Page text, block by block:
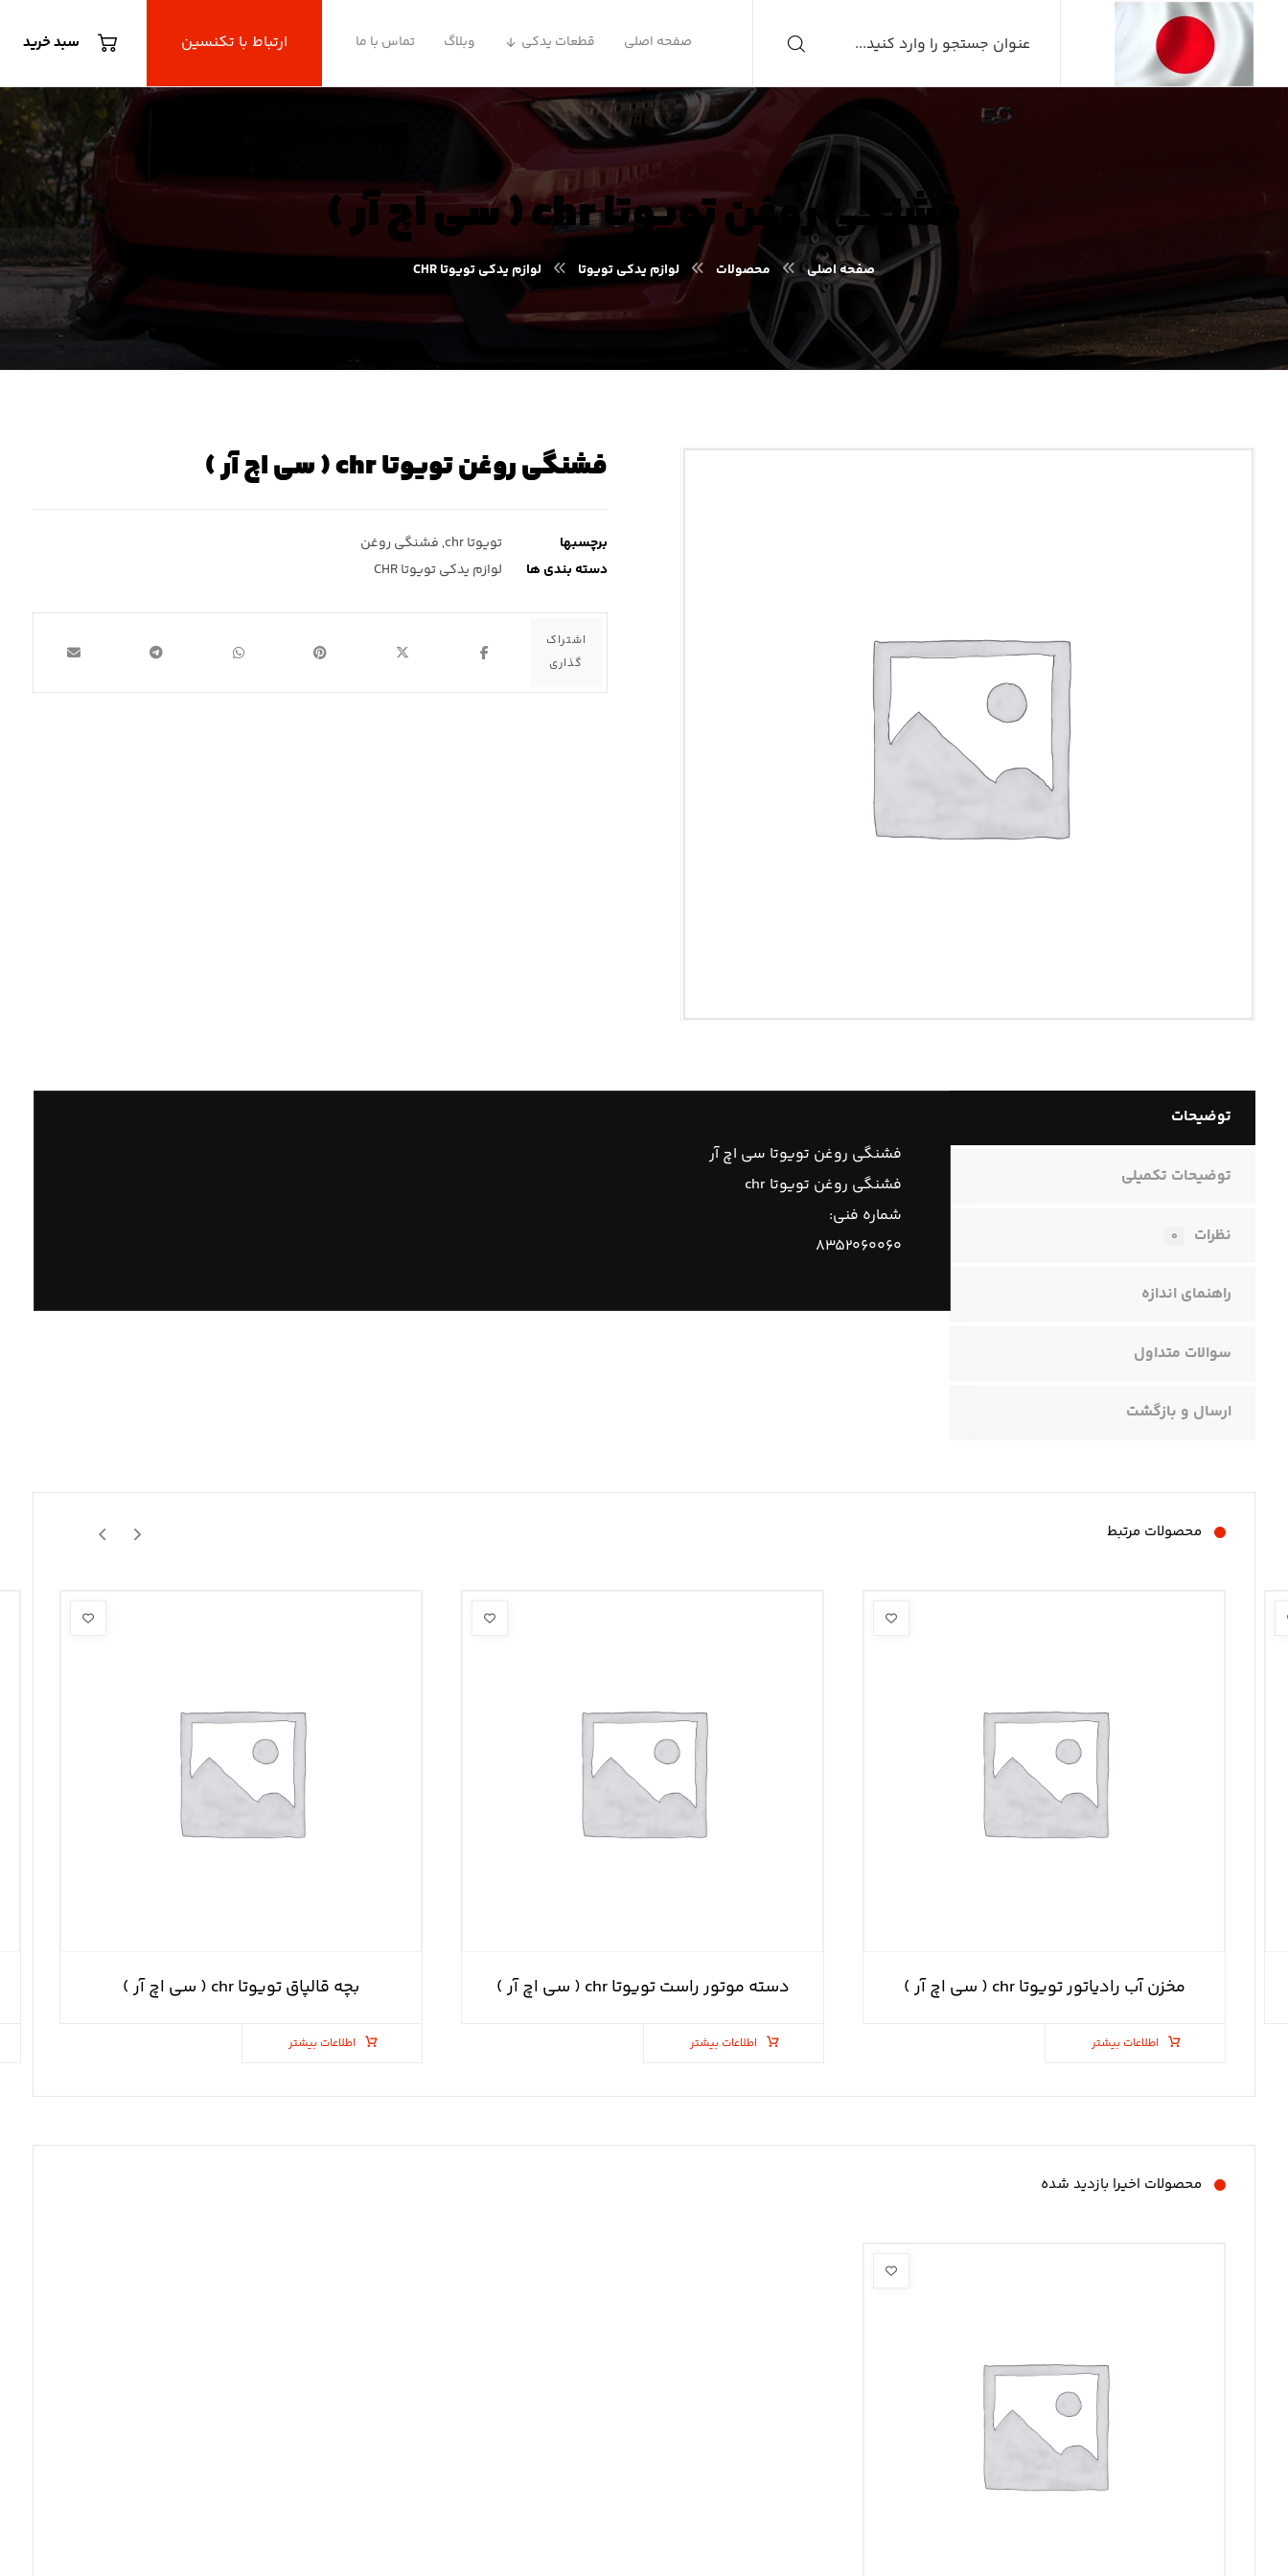
سبد خرید ارتباط با تکنسین صفحه اصلی قطعات یدکی وبلاگ تماس با ما
فشنگی روغن تویوتا chr ( سی اچ آر )
صفحه اصلی محصولات لوازم یدکی تویوتا لوازم یدکی تویوتا CHR
فشنگی روغن تویوتا chr ( سی اچ آر )
برچسبها تویوتا chr , فشنگی روغن
دسته بندی ها
لوازم یدکی تویوتا CHR
توضیحات
توضیحات تکمیلی
نظرات ۰
راهنمای اندازه
سوالات متداول
ارسال و بازگشت
فشنگی روغن تویوتا سی اچ آر
فشنگی روغن تویوتا chr
شماره فنی:
۸۳۵۲۰۶۰۰۶۰
محصولات مرتبط
مخزن آب رادیاتور تویوتا chr ( سی اچ آر )
اطلاعات بیشتر
دسته موتور راست تویوتا chr ( سی اچ آر )
اطلاعات بیشتر
بچه قالپاق تویوتا chr ( سی اچ آر )
اطلاعات بیشتر
محصولات اخیرا بازدید شده